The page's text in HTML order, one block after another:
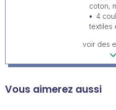
coton,
4
textiles
voir des
Vous aimerez aussi